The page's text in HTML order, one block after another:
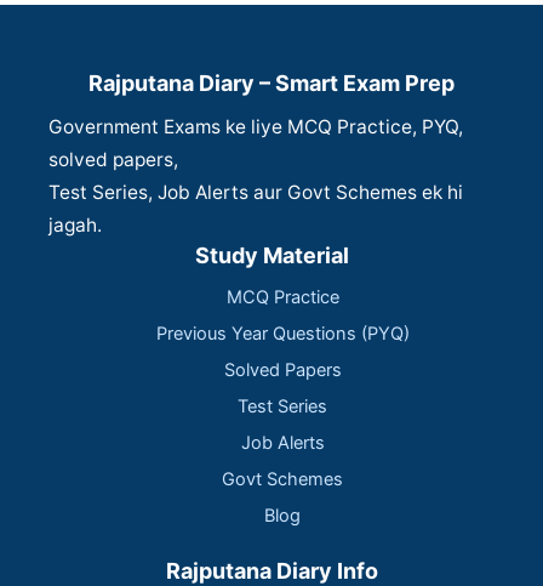
Rajputana Diary – Smart Exam Prep
Government Exams ke liye MCQ Practice, PYQ,
solved papers,
Test Series, Job Alerts aur Govt Schemes ek hi
jagah.
Study Material
MCQ Practice
Previous Year Questions (PYQ)
Solved Papers
Test Series
Job Alerts
Govt Schemes
Blog
Rajputana Diary Info